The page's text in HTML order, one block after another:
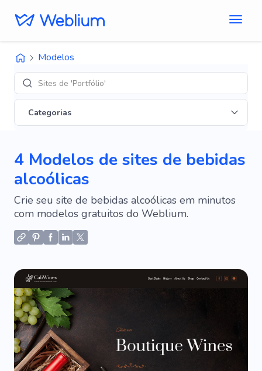
Modelos
Sites de 'Portfólio'
Categorias
4 Modelos de sites de bebidas
alcoólicas
Crie seu site de bebidas alcoólicas em minutos
com modelos gratuitos do Weblium.